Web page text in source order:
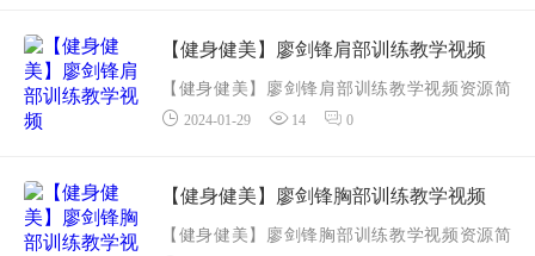
2、三头绳索下压.mp4
3、三头长头上斜凳哑铃弯举.mp4...
【健身健美】廖剑锋肩部训练教学视频
【健身健美】廖剑锋肩部训练教学视频资源简
介： 课程目录
2、史密斯前杠铃推举.mp4
3、肩部的热身与激活.mp4
2024-01-29 14 0
【健身健美】廖剑锋胸部训练教学视频
【健身健美】廖剑锋胸部训练教学视频资源简